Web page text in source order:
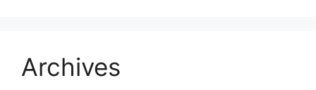
Archives